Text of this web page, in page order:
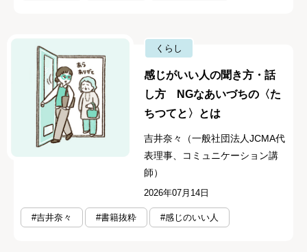
くらし
感じがいい人の聞き方・話
し方 NGなあいづちの〈た
ちつてと〉とは
吉井奈々（一般社団法人JCMA代
表理事、コミュニケーション講
師）
2026年07月14日
#吉井奈々 #書籍抜粋 #感じのいい人